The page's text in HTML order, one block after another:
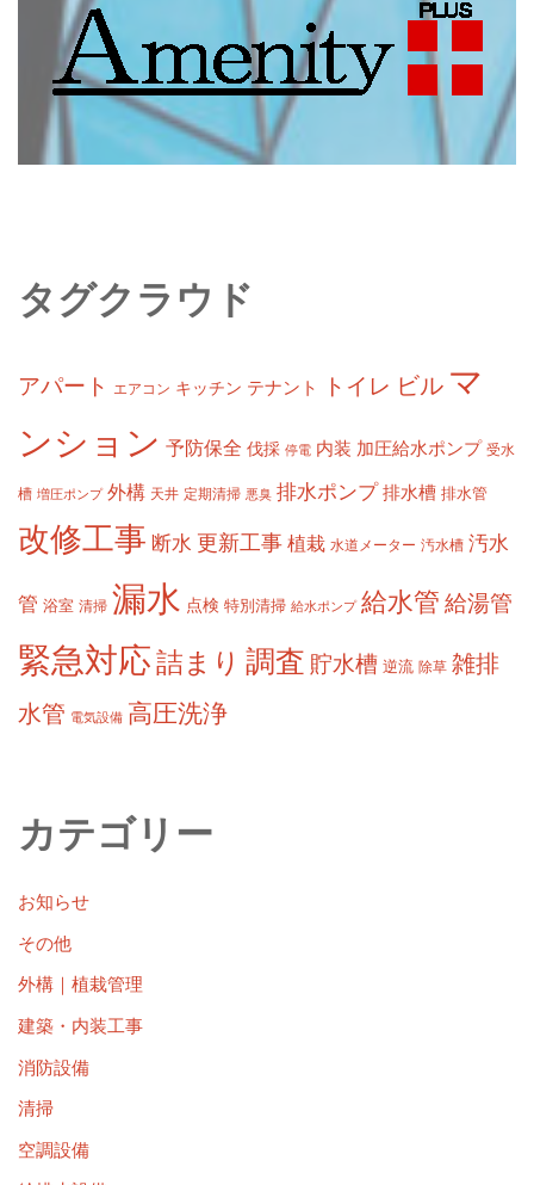
タグクラウド
アパート エアコン キッチン テナント トイレ ビル マ
ンション 予防保全 伐採 停電 内装 加圧給水ポンプ 受水
槽 増圧ポンプ 外構 天井 定期清掃 悪臭 排水ポンプ 排水槽 排水管
改修工事 断水 更新工事 植栽 水道メーター 汚水槽 汚水
管 浴室 清掃 漏水 点検 特別清掃 給水ポンプ 給水管 給湯管
緊急対応詰まり 調査 貯水槽 逆流 除草 雑排
水管 電気設備 高圧洗浄
カテゴリー
お知らせ
その他
外構｜植栽管理
建築・内装工事
消防設備
清掃
空調設備